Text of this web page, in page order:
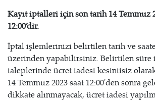
Kayıt iptalleri için son tarih 14 Temmuz
12:00’dir.
İptal işlemlerinizi belirtilen tarih ve
üzerinden yapabilirsiniz. Belirtilen süre
taleplerinde ücret iadesi kesintisiz
14 Temmuz 2023 saat 12:00'den sonra
dikkate alınmayacak, ücret iadesi